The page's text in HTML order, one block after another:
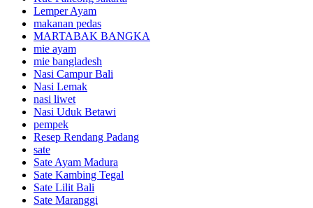
Lemper Ayam
makanan pedas
MARTABAK BANGKA
mie ayam
mie bangladesh
Nasi Campur Bali
Nasi Lemak
nasi liwet
Nasi Uduk Betawi
pempek
Resep Rendang Padang
sate
Sate Ayam Madura
Sate Kambing Tegal
Sate Lilit Bali
Sate Maranggi